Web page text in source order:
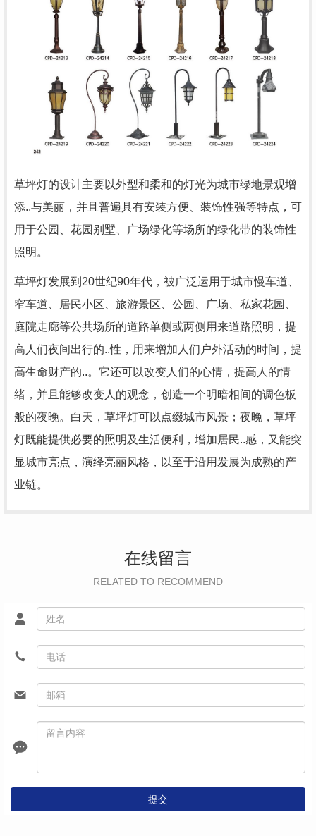
草坪灯的设计主要以外型和柔和的灯光为城市绿地景观增
添..与美丽，并且普遍具有安装方便、装饰性强等特点，可
用于公园、花园别墅、广场绿化等场所的绿化带的装饰性
照明。
草坪灯发展到20世纪90年代，被广泛运用于城市慢车道、
窄车道、居民小区、旅游景区、公园、广场、私家花园、
庭院走廊等公共场所的道路单侧或两侧用来道路照明，提
高人们夜间出行的..性，用来增加人们户外活动的时间，提
高生命财产的..。它还可以改变人们的心情，提高人的情
绪，并且能够改变人的观念，创造一个明暗相间的调色板
般的夜晚。白天，草坪灯可以点缀城市风景；夜晚，草坪
灯既能提供必要的照明及生活便利，增加居民..感，又能突
显城市亮点，演绎亮丽风格，以至于沿用发展为成熟的产
业链。
在线留言
RELATED TO RECOMMEND
提交